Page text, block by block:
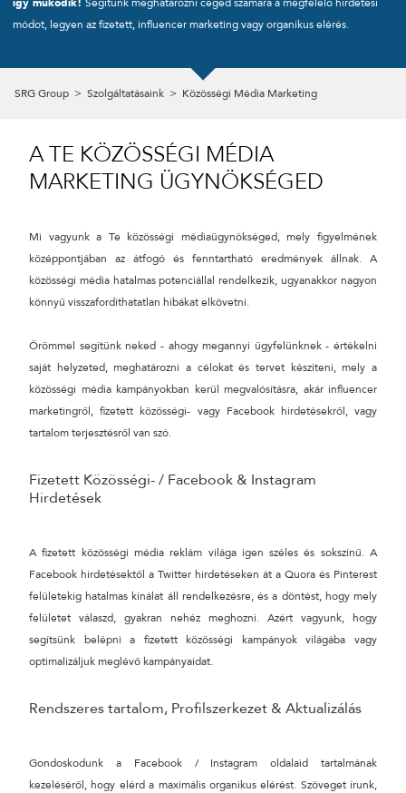
CÉGNÉV
TELEFONSZÁM
ÜZENET
KÜLDÉS
*munkanapokon
módot, legyen az fizetett, influencer marketing vagy organikus elérés.
SRG Group > Szolgáltatásaink > Közösségi Média Marketing
A TE KÖZÖSSÉGI MÉDIA
MARKETING ÜGYNÖKSÉGED
Mi vagyunk a Te közösségi médiaügynökséged, mely figyelmének
középpontjában az átfogó és fenntartható eredmények állnak. A
közösségi média hatalmas potenciállal rendelkezik, ugyanakkor nagyon
könnyű visszafordíthatatlan hibákat elkövetni.
Örömmel segítünk neked - ahogy megannyi ügyfelünknek - értékelni
saját helyzeted, meghatározni a célokat és tervet készíteni, mely a
közösségi média kampányokban kerül megvalósításra, akár influencer
marketingről, fizetett közösségi- vagy Facebook hirdetésekről, vagy
tartalom terjesztésről van szó.
Fizetett Közösségi- / Facebook & Instagram
Hirdetések
A fizetett közösségi média reklám világa igen széles és sokszínű. A
Facebook hirdetésektől a Twitter hirdetéseken át a Quora és Pinterest
felületekig hatalmas kínálat áll rendelkezésre, és a döntést, hogy mely
felületet válaszd, gyakran nehéz meghozni. Azért vagyunk, hogy
segítsünk belépni a fizetett közösségi kampányok világába vagy
optimalizáljuk meglévő kampányaidat.
Rendszeres tartalom, Profilszerkezet & Aktualizálás
Gondoskodunk a Facebook / Instagram oldalaid tartalmának
kezeléséről, hogy elérd a maximális organikus elérést. Szöveget írunk,